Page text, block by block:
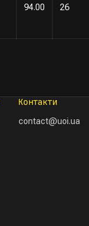
94.00 26
Контакти
contact@uoi.ua